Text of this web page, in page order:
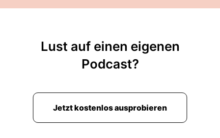
Lust auf einen eigenen
Podcast?
Jetzt kostenlos ausprobieren